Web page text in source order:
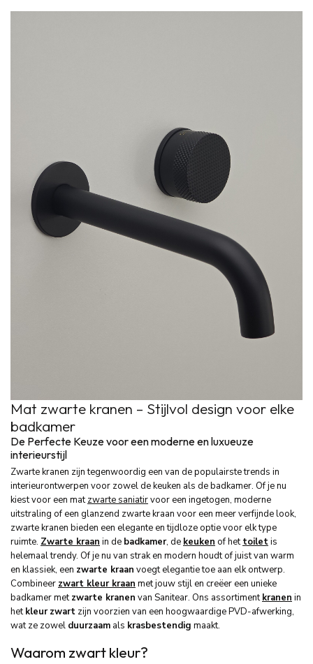
Mat zwarte kranen – Stijlvol design voor elke
badkamer
De Perfecte Keuze voor een moderne en luxueuze
interieurstijl
Zwarte kranen zijn tegenwoordig een van de populairste trends in
interieurontwerpen voor zowel de keuken als de badkamer. Of je nu
kiest voor een matzwarte saniatirvoor een ingetogen, moderne
uitstraling of een glanzend zwarte kraan voor een meer verfijnde look,
zwarte kranen bieden een elegante en tijdloze optie voor elk type
ruimte. Zwarte kraan in de badkamer, de keuken of hettoiletis
helemaal trendy. Of je nu van strak en modern houdt of juist van warm
en klassiek, een zwarte kraan voegt elegantie toe aan elk ontwerp.
Combineer zwart kleur kraan met jouw stijl en creëer een unieke
badkamer metzwarte kranen van Sanitear. Ons assortimentkranen in
hetkleur zwart zijn voorzien van een hoogwaardige PVD-afwerking,
wat ze zowel duurzaam als krasbestendig maakt.
Waarom zwart kleur?